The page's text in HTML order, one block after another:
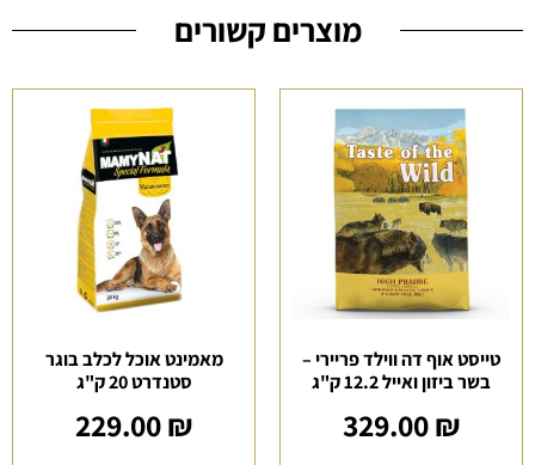
מוצרים קשורים
טייסט אוף דה ווילד פריירי –
בשר ביזון ואייל 12.2 ק"ג
329.00₪
מאמינט אוכל לכלב בוגר
סטנדרט 20 ק"ג
229.00₪